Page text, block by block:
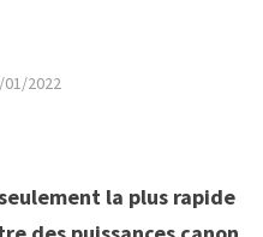
01/2022
la plus rapide